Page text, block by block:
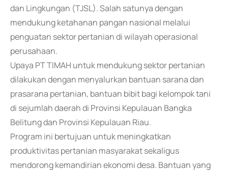
dan Lingkungan (TJSL). Salah satunya dengan
mendukung ketahanan pangan nasional melalui
penguatan sektor pertanian di wilayah operasional
perusahaan.
Upaya PT TIMAH untuk mendukung sektor pertanian
dilakukan dengan menyalurkan bantuan sarana dan
prasarana pertanian, bantuan bibit bagi kelompok tani
di sejumlah daerah di Provinsi Kepulauan Bangka
Belitung dan Provinsi Kepulauan Riau.
Program ini bertujuan untuk meningkatkan
produktivitas pertanian masyarakat sekaligus
mendorong kemandirian ekonomi desa. Bantuan yang